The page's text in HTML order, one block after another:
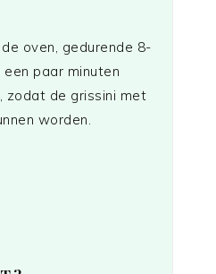
oven, gedurende 8-
paar minuten
zodat de grissini met
worden.